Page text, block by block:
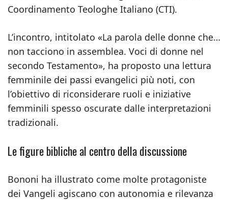
Coordinamento Teologhe Italiano (CTI).
L’incontro, intitolato «La parola delle donne che…
non tacciono in assemblea. Voci di donne nel
secondo Testamento», ha proposto una lettura
femminile dei passi evangelici più noti, con
l’obiettivo di riconsiderare ruoli e iniziative
femminili spesso oscurate dalle interpretazioni
tradizionali.
Le figure bibliche al centro della discussione
Bononi ha illustrato come molte protagoniste
dei Vangeli agiscano con autonomia e rilevanza